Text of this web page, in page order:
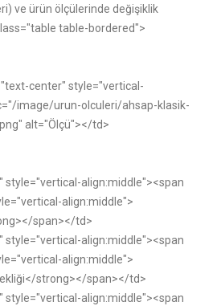
ve ürün ölçülerinde değişiklik
table-bordered">
center" style="vertical-
image/urun-olculeri/ahsap-klasik-
alt="Ölçü"></td>
style="vertical-align:middle"><span
align:middle">
span></td>
style="vertical-align:middle"><span
align:middle">
strong></span></td>
style="vertical-align:middle"><span